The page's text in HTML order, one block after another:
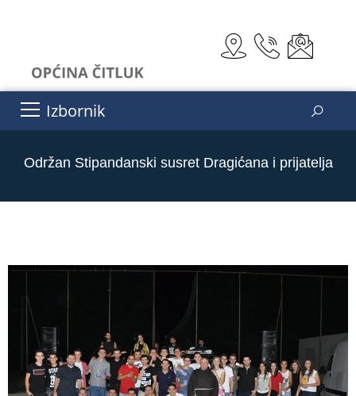
Izbornik
Održan Stipandanski susret Dragićana i prijatelja